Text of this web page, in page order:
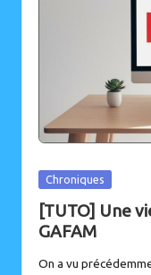
Posted
Chroniques
[TUTO] Une
GAFAM
On a vu